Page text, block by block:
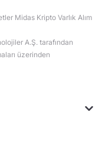
Midas Kripto Varlık Alım
A.Ş. tarafından
üzerinden